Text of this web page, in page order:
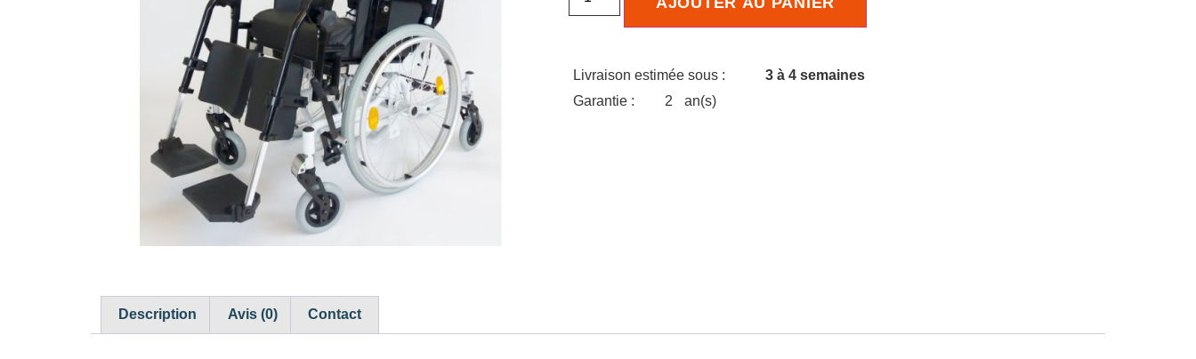
Livraison estimée sous :
3 à 4 semaines
Garantie :
2 an(s)
Description Avis (0) Contact